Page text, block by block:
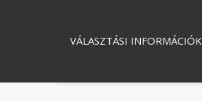
VÁLASZTÁSI INFORMÁCIÓK